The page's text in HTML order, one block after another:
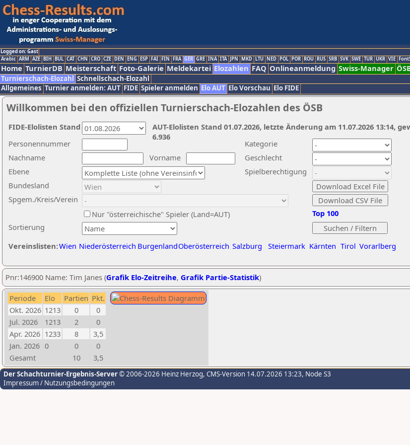
Logged on: Gast
Arabic ARM AZE BIH BUL CAT CHN CRO CZE DEN ENG ESP FAI FIN FRA GER GRE INA ITA JPN MKD LTU NED POL POR ROU RUS SRB SVK SWE TUR UKR VIE
Home TurnierDB Meisterschaft Foto-Galerie Meldekartei Elozahlen FAQ Onlineanmeldung Swiss-Manager
Turnierschach-Elozahl Schnellschach-Elozahl
Allgemeines Turnier anmelden: AUT FIDE Spieler anmelden Elo AUT Elo Vorschau Elo FIDE
Willkommen bei den offiziellen Turnierschach-Elozahlen des ÖSB
Nachname
Vorname
Ebene
Kategorie
Sortierung
Personennummer
Bundesland
Spgem./Kreis/Verein
Geschlecht
Nur "österreichische" Spieler (Land=AUT)
Spielberechtigung
Vereinslisten:Wien Niederösterreich BurgenlandOberösterreich Salzburg Steiermark Kärnten Tirol Vorarlberg
Top 100
AUT-Elolisten Stand 01.07.2026, letzte Änderung am 11.07.2026 13:14,
6.936
FIDE-Elolisten Stand
Pnr:146900 Name: Tim Janes (Grafik Elo-Zeitreihe, Grafik Partie-Statistik)
Periode Elo Partien Pkt.
Okt. 2026 1213 0
0
Jul. 2026
1213 2
0
Apr. 2026 1233 8
3,5
Jan. 2026 0 0
0
Gesamt
10 3,5
Der Schachturnier-Ergebnis-Server© 2006-2026 Heinz Herzog, CMS-Version 14.07.2026 13:23, Node S3
Impressum / Nutzungsbedingungen